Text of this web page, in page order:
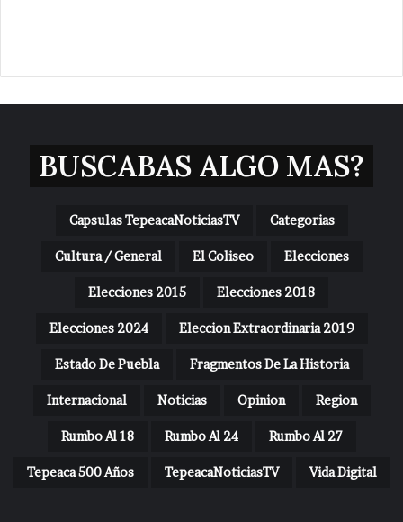
BUSCABAS ALGO MAS?
Capsulas TepeacaNoticiasTV Categorias
Cultura / General El Coliseo Elecciones
Elecciones 2015 Elecciones 2018
Elecciones 2024 Eleccion Extraordinaria 2019
Estado De Puebla Fragmentos De La Historia
Internacional Noticias Opinion Region
Rumbo Al 18 Rumbo Al 24 Rumbo Al 27
Tepeaca 500 Años TepeacaNoticiasTV Vida Digital